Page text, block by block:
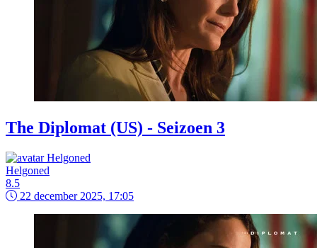
The Diplomat (US) - Seizoen 3
Helgoned
8.5
22 december 2025, 17:05